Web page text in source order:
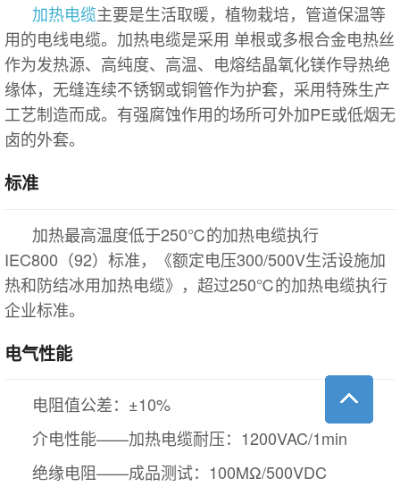
加热电缆主要是生活取暖，植物栽培，管道保温等
用的电线电缆。加热电缆是采用 单根或多根合金电热丝
作为发热源、高纯度、高温、电熔结晶氧化镁作导热绝
缘体，无缝连续不锈钢或铜管作为护套，采用特殊生产
工艺制造而成。有强腐蚀作用的场所可外加PE或低烟无
卤的外套。
标准
加热最高温度低于250℃的加热电缆执行
IEC800（92）标准，《额定电压300/500V生活设施加
热和防结冰用加热电缆》，超过250℃的加热电缆执行
企业标准。
电气性能
电阻值公差：±10%
介电性能——加热电缆耐压：1200VAC/1min
绝缘电阻——成品测试：100MΩ/500VDC